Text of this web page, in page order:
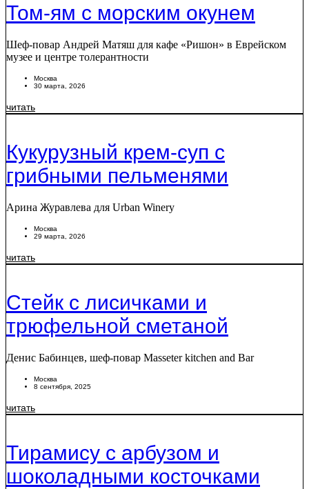
Том-ям с морским окунем
Шеф-повар Андрей Матяш для кафе «Ришон» в Еврейском
музее и центре толерантности
Москва
30 марта, 2026
читать
Кукурузный крем-суп с
грибными пельменями
Арина Журавлева для Urban Winery
Москва
29 марта, 2026
читать
Стейк с лисичками и
трюфельной сметаной
Денис Бабинцев, шеф-повар Masseter kitchen and Bar
Москва
8 сентября, 2025
читать
Тирамису с арбузом и
шоколадными косточками